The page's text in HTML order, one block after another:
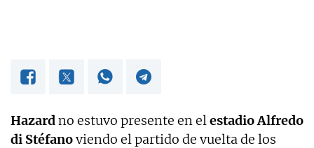
Hazardno estuvo presente en elestadio Alfredo
di Stéfanoviendo el partido de vuelta de los